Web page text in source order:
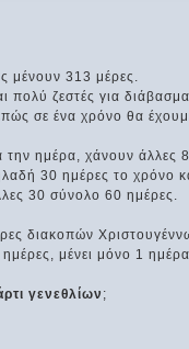
μένουν 313 μέρες.
πολύ ζεστές για
σε ένα χρόνο θα
ημέρα, χάνουν άλλες
30 ημέρες το χρόνο
30 σύνολο 60 ημέρες.
διακοπών
μένει μόνο 1
γενεθλίων ;